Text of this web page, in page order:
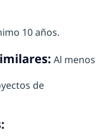
10 años.
Al menos
de